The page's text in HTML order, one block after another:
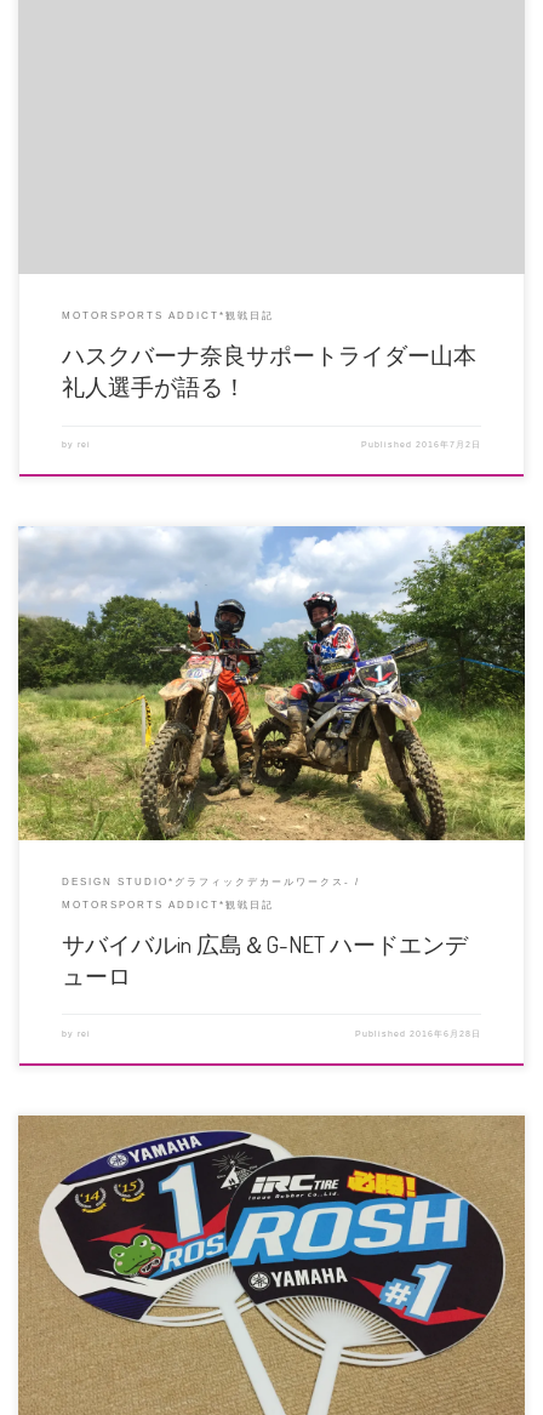
MOTORSPORTS ADDICT*観戦日記
ハスクバーナ奈良サポートライダー山本
礼人選手が語る！
by rei Published2016年7月2日
どうしても制作させていただいた高橋ロッシ選手のデカールを見収めたくて、
ハスクバーナ奈良の御一行に便乗 […]
DESIGN STUDIO*グラフィックデカールワークス-
MOTORSPORTS ADDICT*観戦日記
サバイバルin 広島＆G-NET ハードエンデ
ューロ
by rei Published2016年6月28日
ロッシさんのデカールを生でどうしても見たくて、、、行ってきます☆ ハスク
バーナ奈良の平田さん、、いえ […]